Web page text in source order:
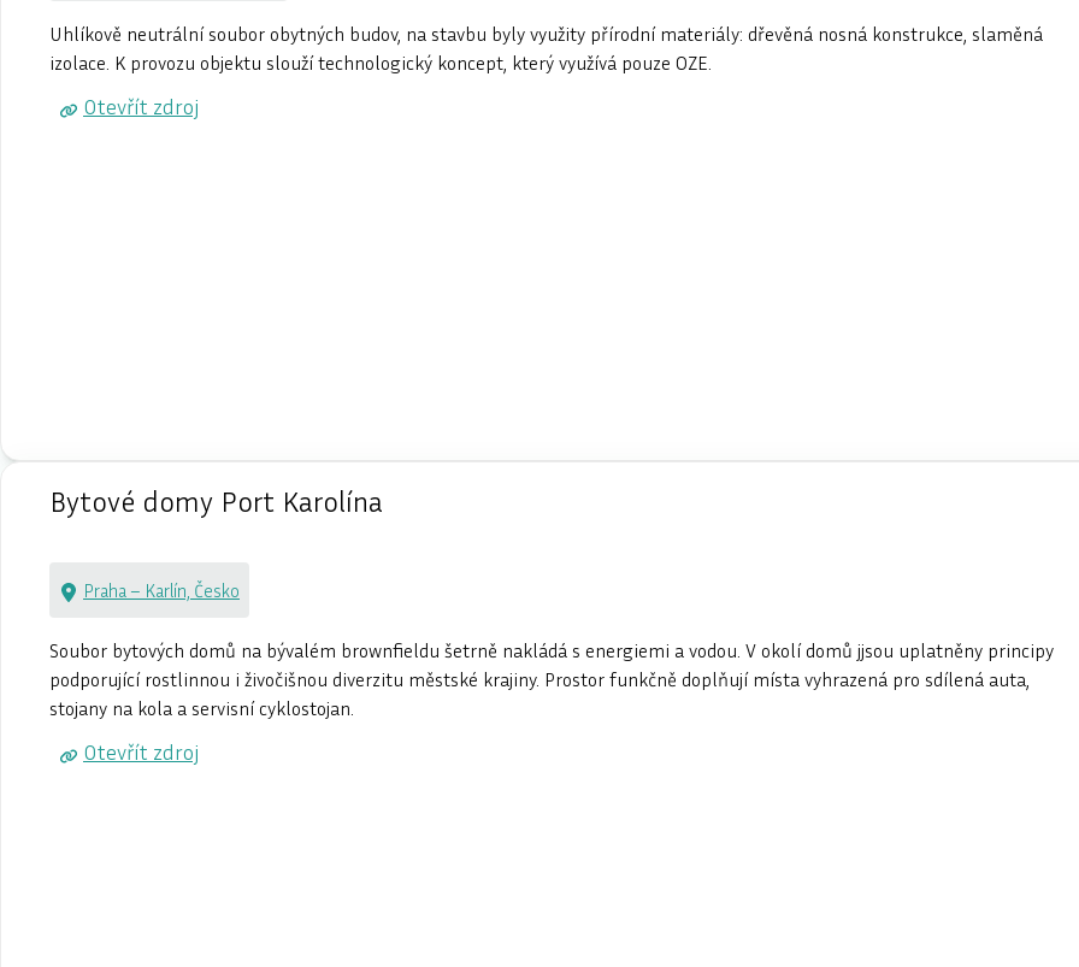
Uhlíkově neutrální soubor obytných budov, na stavbu byly využity přírodní materiály: dřevěná nosná konstrukce, slaměná
izolace. K provozu objektu slouží technologický koncept, který využívá pouze OZE.
Otevřít zdroj
Bytové domy Port Karolína
Praha – Karlín, Česko
Soubor bytových domů na bývalém brownfieldu šetrně nakládá s energiemi a vodou. V okolí domů jjsou uplatněny principy
podporující rostlinnou i živočišnou diverzitu městské krajiny. Prostor funkčně doplňují místa vyhrazená pro sdílená auta,
stojany na kola a servisní cyklostojan.
Otevřít zdroj